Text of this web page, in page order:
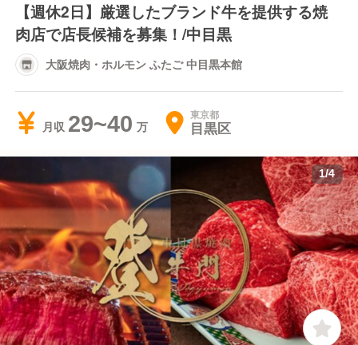
【週休2日】厳選したブランド牛を提供する焼
肉店で店長候補を募集！/中目黒
大阪焼肉・ホルモン ふたご 中目黒本館
月収 29~40 東京都
目黒区
1/4